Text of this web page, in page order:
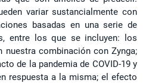
variar sustancialmente con
basadas en una serie de
entre los que se incluyen: los
nuestra combinación con Zynga;
de la pandemia de COVID-19 y
respuesta a la misma; el efecto